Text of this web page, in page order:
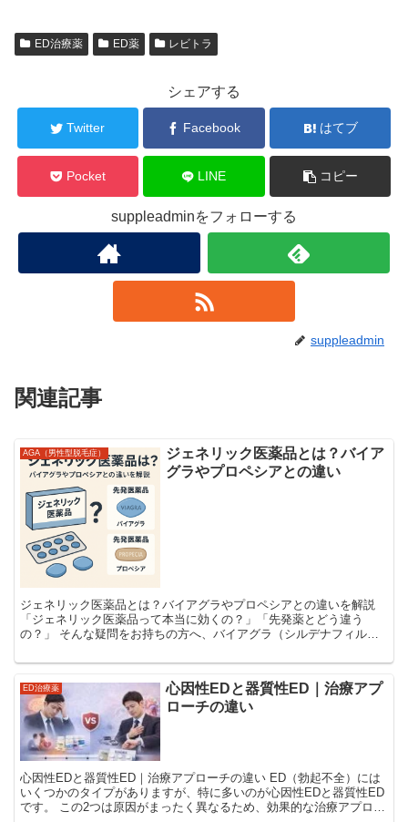
ED治療薬 ED薬 レビトラ
シェアする
Twitter Facebook はてブ
Pocket LINE コピー
suppleadminをフォローする
suppleadmin
関連記事
AGA（男性型脱毛症）
ジェネリック医薬品とは？バイア
グラやプロペシアとの違い
ジェネリック医薬品とは？バイアグラやプロペシアとの違いを解説
「ジェネリック医薬品って本当に効くの？」「先発薬とどう違う
の？」 そんな疑問をお持ちの方へ、バイアグラ（シルデナフィル）
ED治療薬
心因性EDと器質性ED｜治療アプ
ローチの違い
心因性EDと器質性ED｜治療アプローチの違い ED（勃起不全）には
いくつかのタイプがありますが、特に多いのが心因性EDと器質性ED
です。 この2つは原因がまったく異なるため、効果的な治療アプロー